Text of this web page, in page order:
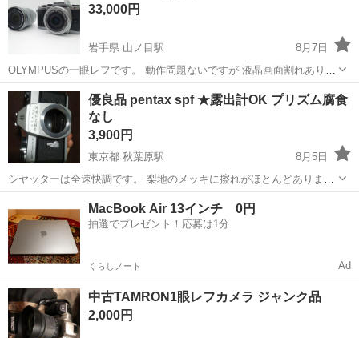
33,000円
岩手県 山ノ目駅
8月7日
OLYMPUSの一眼レフです。 動作問題ないですが 液晶画面割れありま
す。
岩手 一関市 山ノ目駅
優良品 pentax spf ★露出計OK プリズム腐食
なし
3,900円
東京都 秋葉原駅
8月5日
シヤッターは全速快調です。 梨地のメッキに擦れがほとんどありませ
ん。 プリズムに腐食なし。 タイマー正常。 露出計は光に反応して大
きく振れます。
カメラ pentax
MacBook Air 13インチ 0円
抽選でプレゼント！応募は1分
くらしノート Ad
中古TAMRON1眼レフカメラ ジャンク品
2,000円